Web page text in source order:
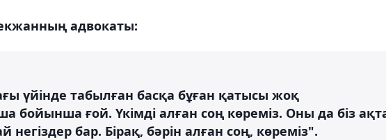
адвокаты:
үйінде табылған басқа бұған қатысы жоқ
бойынша ғой. Үкімді алған соң көреміз. Оны да біз
негіздер бар. Бірақ, бәрін алған соң, көреміз".